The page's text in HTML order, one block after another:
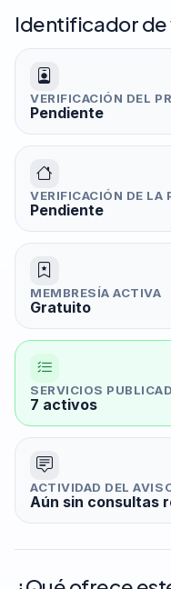
Identificador de
VERIFICACIÓN DEL
Pendiente
VERIFICACIÓN DE LA
Pendiente
MEMBRESÍA ACTIVA
Gratuito
SERVICIOS
7 activos
ACTIVIDAD DEL
Aún sin consultas